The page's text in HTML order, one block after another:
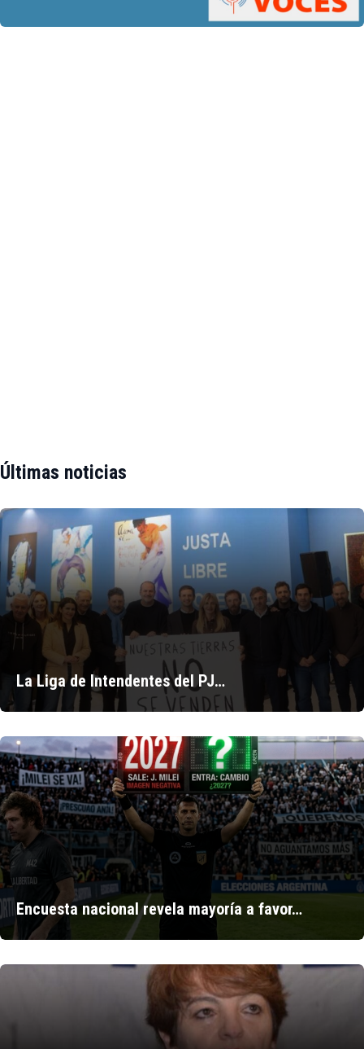
Últimas noticias
La Liga de Intendentes del PJ…
Encuesta nacional revela mayoría a favor…